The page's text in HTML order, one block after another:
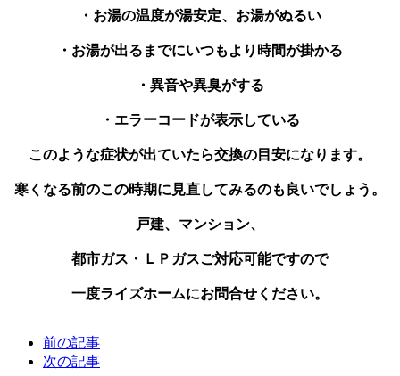
・お湯の温度が湯安定、お湯がぬるい
・お湯が出るまでにいつもより時間が掛かる
・異音や異臭がする
・エラーコードが表示している
このような症状が出ていたら交換の目安になります。
寒くなる前のこの時期に見直してみるのも良いでしょう。
戸建、マンション、
都市ガス・ＬＰガスご対応可能ですので
一度ライズホームにお問合せください。
前の記事
次の記事